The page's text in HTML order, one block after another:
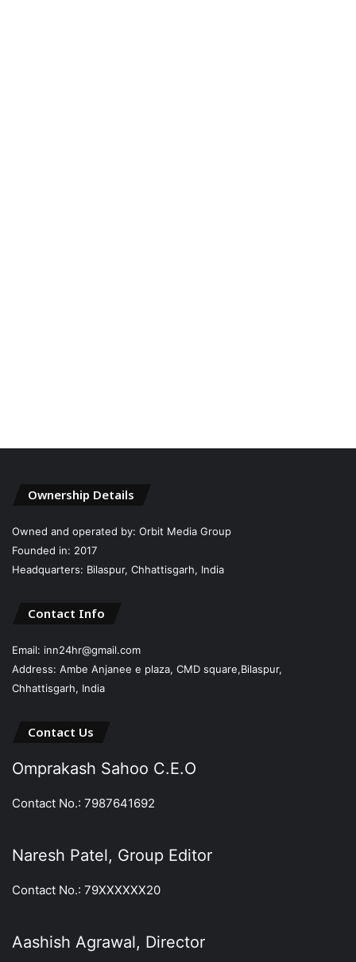
Ownership Details
Owned and operated by: Orbit Media Group
Founded in: 2017
Headquarters: Bilaspur, Chhattisgarh, India
Contact Info
Email: inn24hr@gmail.com
Address: Ambe Anjanee e plaza, CMD square,Bilaspur,
Chhattisgarh, India
Contact Us
Omprakash Sahoo C.E.O
Contact No.: 7987641692
Naresh Patel, Group Editor
Contact No.: 79XXXXXX20
Aashish Agrawal, Director